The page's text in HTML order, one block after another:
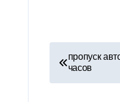
Н
а
пропуск
часов